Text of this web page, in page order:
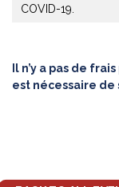
COVID-19.
Il n’y a pas de
est nécessaire de